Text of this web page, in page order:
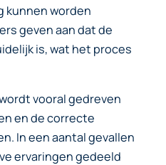
kunnen worden
geven aan dat de
is, wat het proces
vooral gedreven
en de correcte
In een aantal gevallen
ervaringen gedeeld